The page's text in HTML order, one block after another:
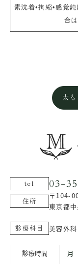
素沈着•拘縮•感覚
合
太
tel 03-
住所
〒104-
東京都
診療科目 美容外科
診療時間 月